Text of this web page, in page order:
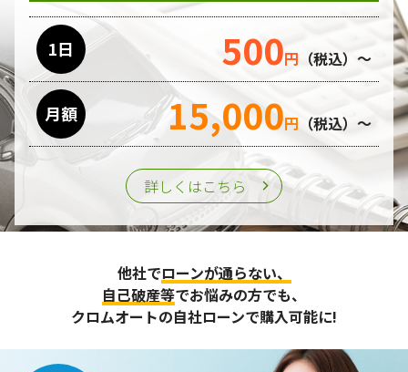
委託先の管理･監督
利用目的の遂行のために業務を委託する場合、個人情報の取
り扱いに関する委託先の適正な管理・監督をおこないます。
第三者への提供
個人情報は、ご本人の同意を得た場合または法令の定めがあ
る場合を除き、第三者に提供することはいたしません。
個人情報の管理
失、破壊、改ざん及び漏えいなどに対する予防ならびに是正
に努め、合理的な安全対策を講じます。
また、個人情報保護に関する法令およびその他の規範を遵守
するとともに、この方針に基づく個人情報保護規程や体制を
定め、その内容を継続的に見直し、改善に努めます。
1日 500円 （税込）～
月額 15,000円 （税込）～
詳しくはこちら
他社でローンが通らない、
自己破産等でお悩みの方でも、
クロムオートの自社ローンで購入可能に!